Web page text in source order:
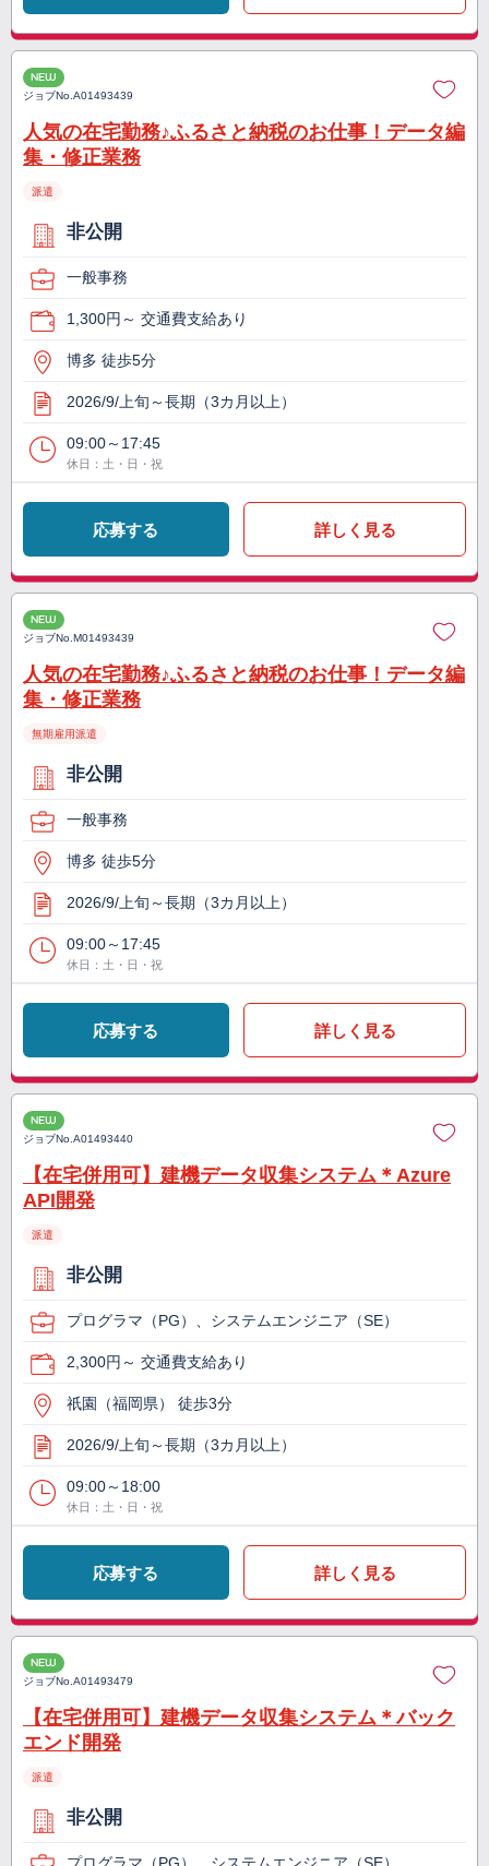
NEW
ジョブNo.A01493439
人気の在宅勤務♪ふるさと納税のお仕事！データ編
集・修正業務
派遣
非公開
一般事務
1,300円～ 交通費支給あり
博多 徒歩5分
2026/9/上旬～長期（3カ月以上）
09:00～17:45
休日：土・日・祝
応募する 詳しく見る
NEW
ジョブNo.M01493439
人気の在宅勤務♪ふるさと納税のお仕事！データ編
集・修正業務
無期雇用派遣
非公開
一般事務
博多 徒歩5分
2026/9/上旬～長期（3カ月以上）
09:00～17:45
休日：土・日・祝
応募する 詳しく見る
NEW
ジョブNo.A01493440
【在宅併用可】建機データ収集システム＊Azure
API開発
派遣
非公開
プログラマ（PG）、システムエンジニア（SE）
2,300円～ 交通費支給あり
祇園（福岡県） 徒歩3分
2026/9/上旬～長期（3カ月以上）
09:00～18:00
休日：土・日・祝
応募する 詳しく見る
NEW
ジョブNo.A01493479
【在宅併用可】建機データ収集システム＊バック
エンド開発
派遣
非公開